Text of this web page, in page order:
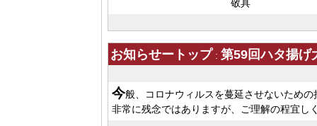
敬具
お知らせートップ : 第59回ハタ揚
今般、コロナウィルスを蔓延させないため
非常に残念ではありますが、ご理解の程宜し